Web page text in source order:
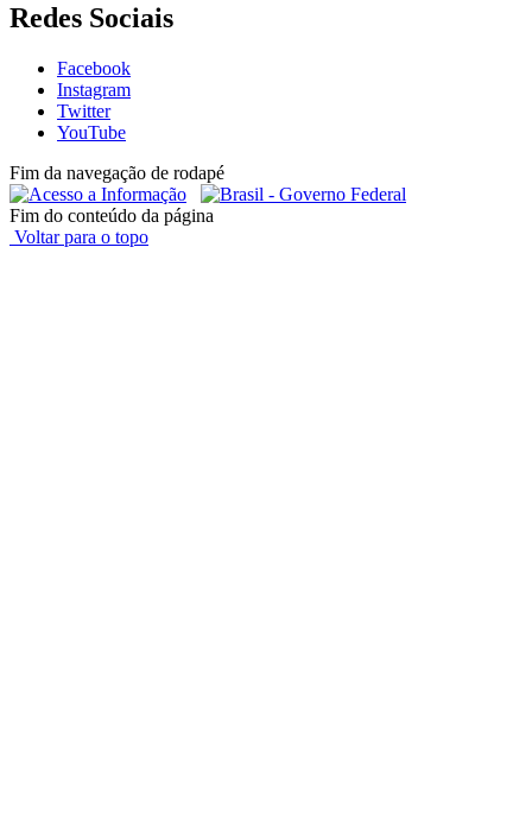
Redes Sociais
Facebook
Instagram
Twitter
YouTube
Fim da navegação de rodapé
Fim do conteúdo da página
Voltar para o topo